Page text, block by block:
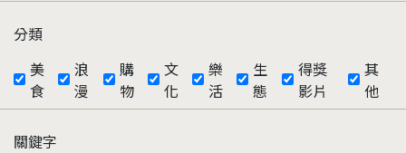
分類
美
食
浪
漫
購
物
文
化
樂
活
生
態
得獎
影片
其
他
關鍵字